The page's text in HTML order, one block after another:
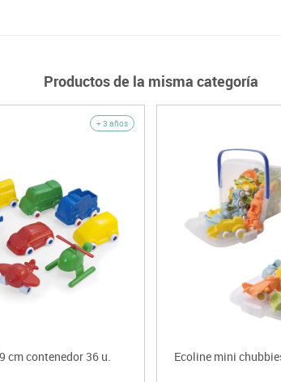
Productos de la misma categoría
+ 3 años
cm contenedor 36 u. Ecoline mini